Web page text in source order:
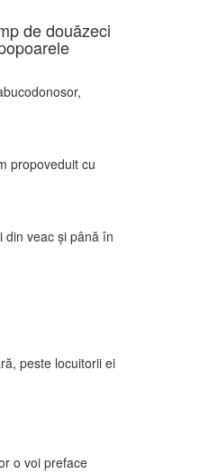
de douăzeci
propoveduit cu
din veac şi până în
peste locuitorii ei
o voi preface